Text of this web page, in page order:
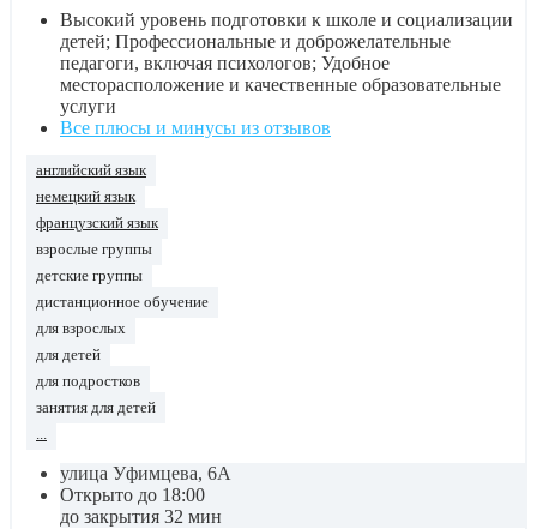
Высокий уровень подготовки к школе и социализации
детей; Профессиональные и доброжелательные
педагоги, включая психологов; Удобное
месторасположение и качественные образовательные
услуги
Все плюсы и минусы из отзывов
английский язык
немецкий язык
французский язык
взрослые группы
детские группы
дистанционное обучение
для взрослых
для детей
для подростков
занятия для детей
...
улица Уфимцева, 6А
Открыто до 18:00
до закрытия 32 мин